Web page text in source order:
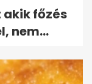
főzés
nem...